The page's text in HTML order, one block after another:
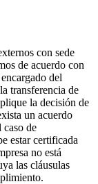
con sede
de acuerdo con
del
transferencia de
la decisión de
un acuerdo
caso de
estar certificada
no está
las cláusulas